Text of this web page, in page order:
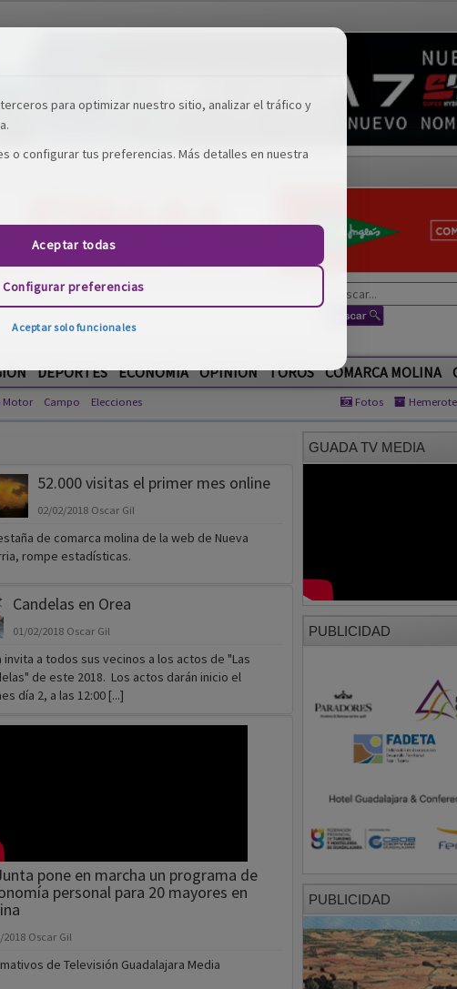
DEPORTES ECONOMÍA OPINIÓN TOROS COMARCA MOLINA
Motor Campo Elecciones Fotos
52.000 visitas el primer mes online
02/02/2018 Oscar Gil
de comarca molina de la web de Nueva
rompe estadísticas.
Candelas en Orea
01/02/2018 Oscar Gil
invita a todos sus vecinos a los actos de "Las
de este 2018. Los actos darán inicio el
día 2, a las 12:00 [...]
pone en marcha un programa de
personal para 20 mayores en
2018 Oscar Gil
de Televisión Guadalajara Media
GUADA TV MEDIA
PUBLICIDAD
PUBLICIDAD
para optimizar nuestro sitio, analizar el tráfico y
o configurar tus preferencias. Más detalles en nuestra
Aceptar todas
Configurar preferencias
Aceptar solo funcionales